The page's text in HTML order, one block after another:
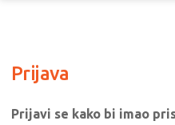
Prijava
Prijavi se kako bi imao